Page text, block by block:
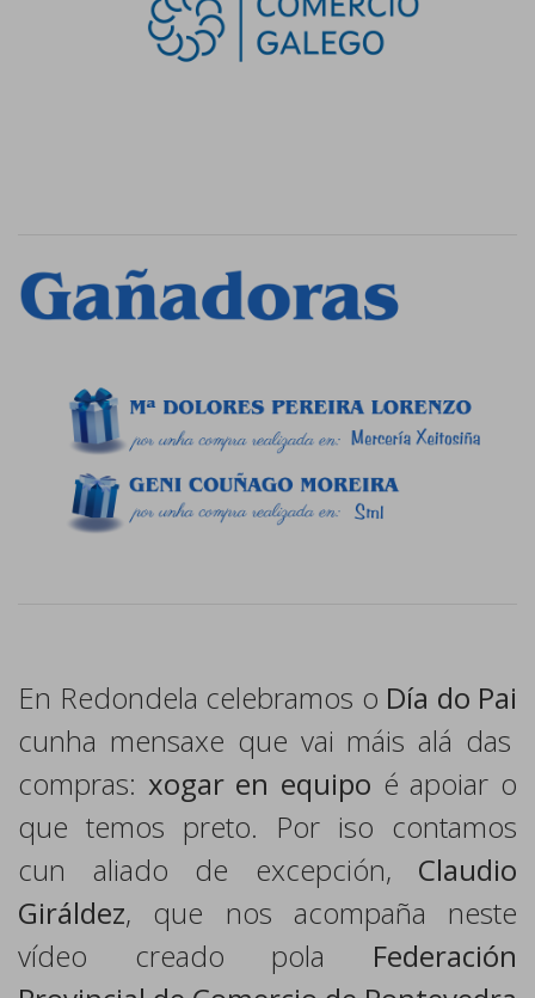
En Redondela celebramos o Día do Pai
cunha mensaxe que vai máis alá das
compras: xogar en equipo é apoiar o
que temos preto. Por iso contamos
cun aliado de excepción, Claudio
Giráldez, que nos acompaña neste
vídeo creado pola Federación